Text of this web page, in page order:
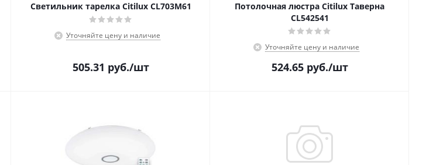
Светильник тарелка Citilux CL703M61
Уточняйте цену и наличие
505.31 руб./шт
Потолочная люстра Citilux Таверна
CL542541
Уточняйте цену и наличие
524.65руб./шт